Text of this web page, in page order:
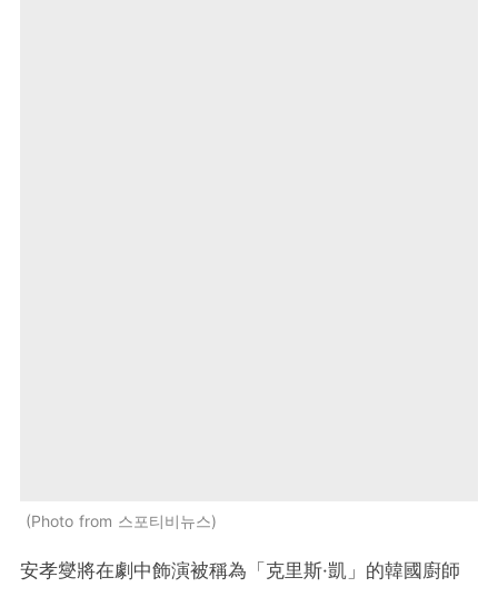
Photo from 스포티비뉴스
安孝燮將在劇中飾演被稱為「克里斯·凱」的韓國廚師